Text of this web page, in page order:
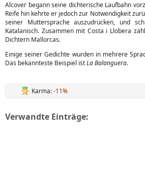
Alcover begann seine dichterische Laufbahn
Reife hin kehrte er jedoch zur Notwendigkeit
seiner Muttersprache auszudrücken, und
Katalanisch. Zusammen mit Costa i Llobera
Dichtern Mallorcas.
Einige seiner Gedichte wurden in mehrere
Das bekannteste Beispiel istLa Balanguera.
Karma:-11%
Verwandte Einträge: